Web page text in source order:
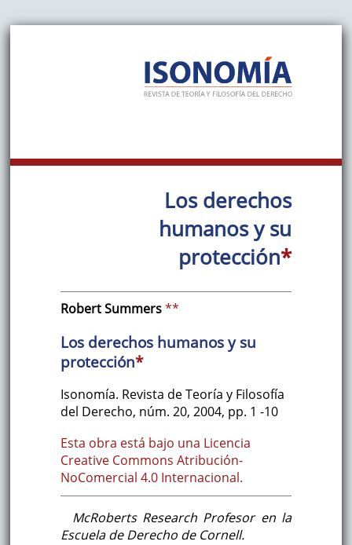
Los derechos
humanos y su
protección*
Robert Summers **
Los derechos humanos y su
protección*
Isonomía. Revista de Teoría y Filosofía
del Derecho, núm. 20, 2004, pp. 1 -10
Esta obra está bajo una Licencia
Creative Commons Atribución-
NoComercial 4.0 Internacional.
McRoberts Research Profesor en la
Escuela de Derecho de Cornell.